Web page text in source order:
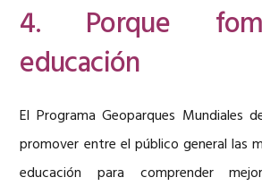
4. Porque
educación
El Programa Geoparques Mundiales
promover entre el público general las
educación para comprender